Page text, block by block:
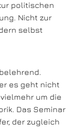
politischen
Nicht zur
selbst
es geht nicht
um die
Das Seminar
der zugleich